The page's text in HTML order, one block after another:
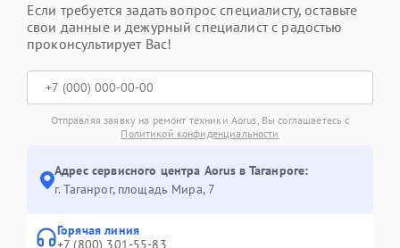
Если требуется задать вопрос специалисту, оставьте
свои данные и дежурный специалист с радостью
проконсультирует Вас!
Отправляя заявку на ремонт техники Aorus, Вы соглашаетесь с
Политикой конфиденциальности
Адрес сервисного центра Aorus в Таганроге:
г. Таганрог, площадь Мира, 7
Горячая линия